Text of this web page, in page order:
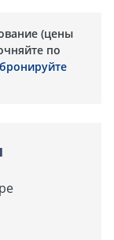
(цены
по
бронируйте